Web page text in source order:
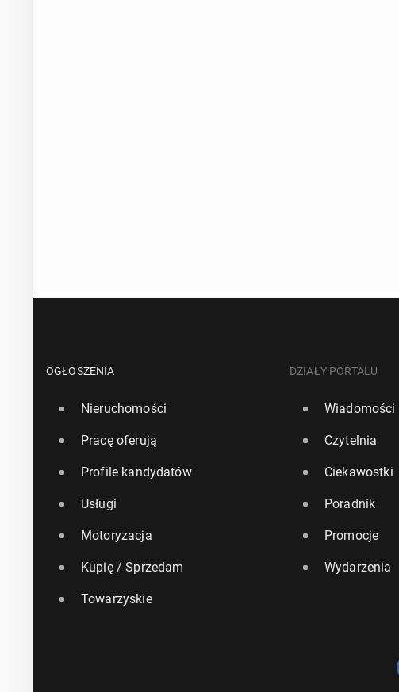
OGŁOSZENIA
Nieruchomości
Pracę oferują
Profile kandydatów
Usługi
Motoryzacja
Kupię / Sprzedam
Towarzyskie
DZIAŁY PORTALU
Wiadomości
Czytelnia
Ciekawostki
Poradnik
Promocje
Wydarzenia